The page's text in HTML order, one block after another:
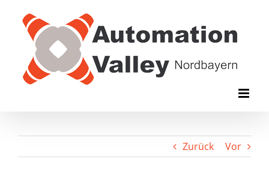
Inhalt
springen
Zurück Vor